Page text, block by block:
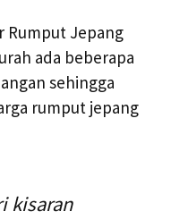
Rumput Jepang
ada beberapa
sehingga
rumput jepang
kisaran